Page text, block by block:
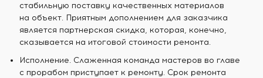
стабильную поставку качественных материалов
на объект. Приятным дополнением для заказчика
является партнерская скидка, которая, конечно,
сказывается на итоговой стоимости ремонта.
Исполнение. Слаженная команда мастеров во главе
с прорабом приступает к ремонту. Срок ремонта